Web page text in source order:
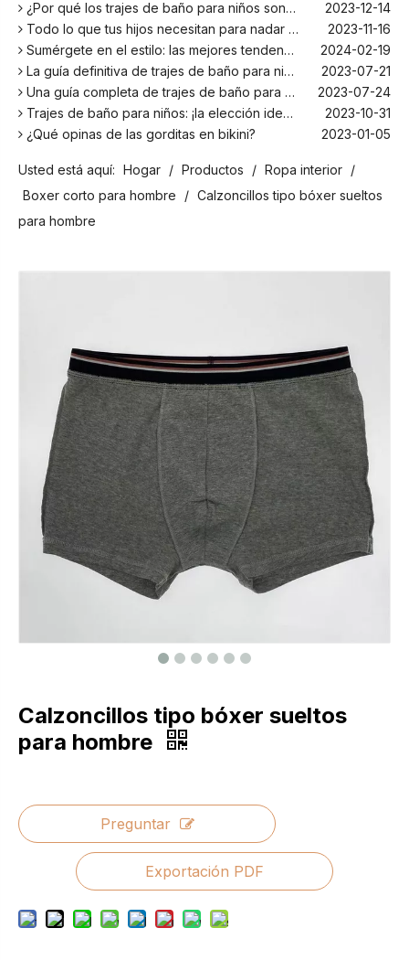
Todo lo que tus hijos necesitan para nadar este verano
2023-11-16
Sumérgete en el estilo: las mejores tendencias en trajes de baño para niños de la temporada
2024-02-19
La guía definitiva de trajes de baño para niños: comodidad, diseño y seguridad
2023-07-21
Una guía completa de trajes de baño para niños: comodidad, estilo y seguridad para divertirse bajo el sol
2023-07-24
Trajes de baño para niños: ¡la elección ideal para tus hijos!
2023-10-31
¿Qué opinas de las gorditas en bikini?
2023-01-05
¡El principal fabricante de trajes de baño en Bali!
2024-02-22
¡Date un chapuzón con los trajes de baño para niños más populares de la temporada!
2024-02-02
Como cualquier otro traje, el bañador infantil: un espacio agradable para relajarse en la playa
Todo lo que tus hijos necesitan para nadar este verano
2023-11-16
Usted está aquí: Hogar / Productos / Ropa interior /
Boxer corto para hombre
/ Calzoncillos tipo bóxer sueltos
para hombre
Calzoncillos tipo bóxer sueltos
para hombre
Preguntar
Exportación PDF